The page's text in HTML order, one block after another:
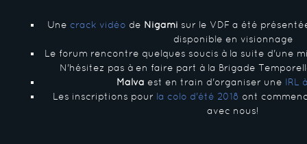
Une crack vidéo de Nigami sur le VDF a été
disponible en visionnage
Le forum rencontre quelques soucis à la suite d'une
N'hésitez pas à en faire part à la Brigade
Malva est en train d'organiser une IRL
Les inscriptions pour la colo d'été 2018 ont
avec nous!